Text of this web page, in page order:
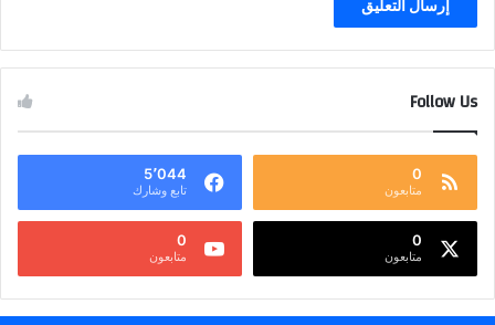
Follow Us
0
متابعون
5٬044
تابع وشارك
0
متابعون
0
متابعون